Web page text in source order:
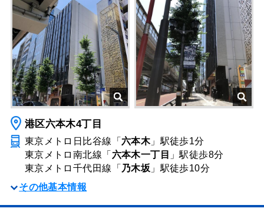
港区六本木4丁目
東京メトロ日比谷線「 六本木」駅徒歩1分
東京メトロ南北線「 六本木一丁目 」駅徒歩8分
東京メトロ千代田線「 乃木坂 」駅徒歩10分
その他基本情報